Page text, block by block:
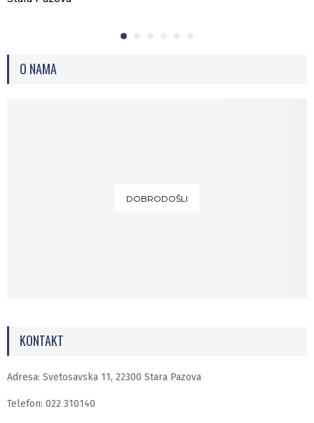
O NAMA
DOBRODOŠLI
KONTAKT
Adresa: Svetosavska 11, 22300 Stara Pazova
Telefon: 022 310140